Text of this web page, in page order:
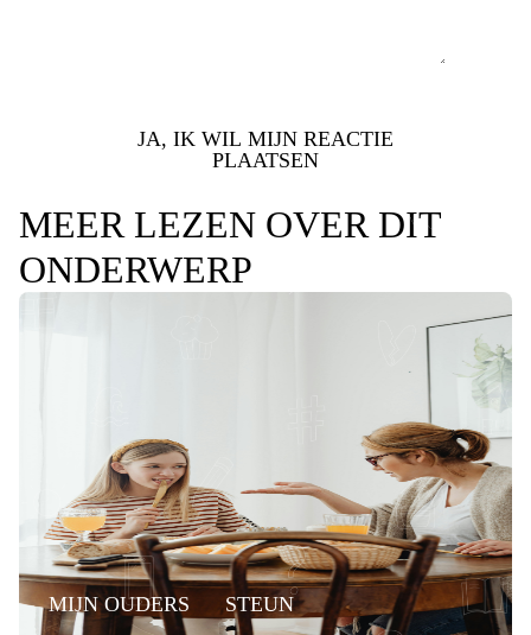
JA, IK WIL MIJN REACTIE
PLAATSEN
MEER LEZEN OVER DIT
ONDERWERP
MIJN OUDERS STEUN